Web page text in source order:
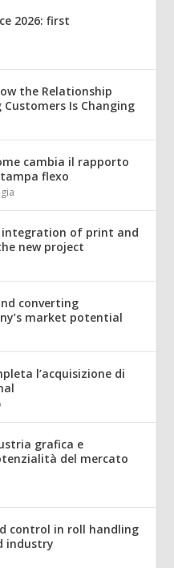
2026: first
the Relationship
Is Changing
cambia il rapporto
flexo
integration of print and
new project
converting
market potential
l’acquisizione di
grafica e
del mercato
control in roll handling
industry